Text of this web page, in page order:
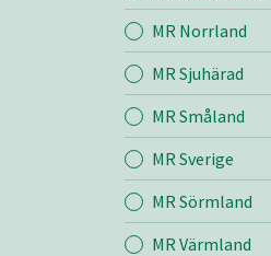
MR Gävle Dala
Entreprenad
Bemanning
MR Norrland
MR Sjuhärad
MR Småland
MR Sverige
MR Sörmland
MR Värmland